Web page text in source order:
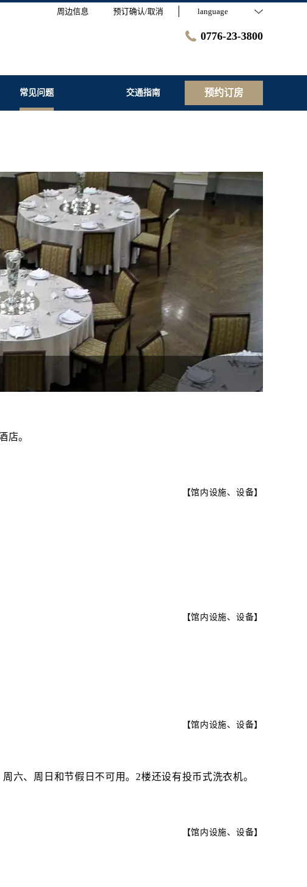
周边信息 预订确认/取消 language
0776-23-3800
常见问题 交通指南 预约订房
店。
【馆内设施、设备】
【馆内设施、设备】
【馆内设施、设备】
六、周日和节假日不可用。2楼还设有投币式洗衣机。
【馆内设施、设备】